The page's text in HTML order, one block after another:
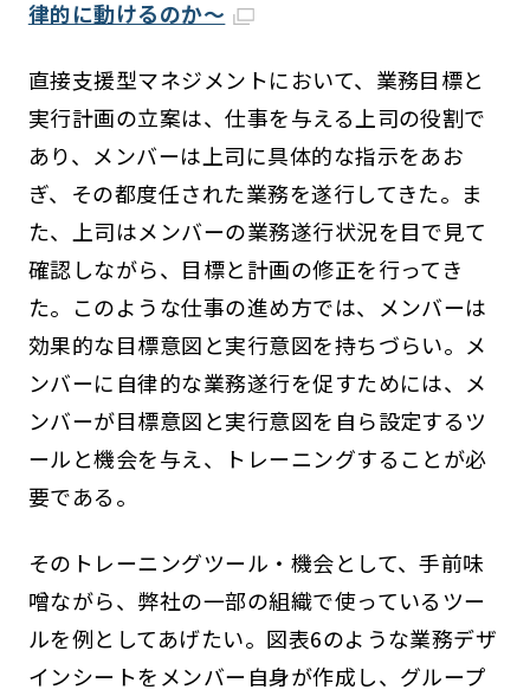
律的に動けるのか～
直接支援型マネジメントにおいて、業務目標と
実行計画の立案は、仕事を与える上司の役割で
あり、メンバーは上司に具体的な指示をあお
ぎ、その都度任された業務を遂行してきた。ま
た、上司はメンバーの業務遂行状況を目で見て
確認しながら、目標と計画の修正を行ってき
た。このような仕事の進め方では、メンバーは
効果的な目標意図と実行意図を持ちづらい。メ
ンバーに自律的な業務遂行を促すためには、メ
ンバーが目標意図と実行意図を自ら設定するツ
ールと機会を与え、トレーニングすることが必
要である。
そのトレーニングツール・機会として、手前味
噌ながら、弊社の一部の組織で使っているツー
ルを例としてあげたい。図表6のような業務デザ
インシートをメンバー自身が作成し、グループ